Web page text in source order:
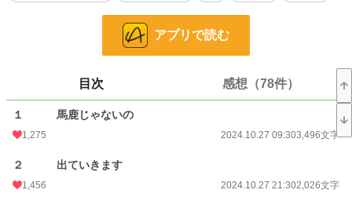
して捧げられる予定の人。そんな彼女のお腹の中にはノウル様との子供がいるの
ノウルは公爵令嬢を愛人にし、私との結婚生活を続けると言う。王家は私にノウ
冷酷で有名な王太子の嫁にいけという。
良いわよ、行きますとも！
私がいなくなれば、困るのはあなたたちですけどね！
※Ｒ１５は保険です。誤字脱字、気を付けているつもりですが、やはりございま
す。教えていただけますと幸いです。
小説 20,539 位 / 228,881 件
アプリで読む
目次 感想（78件）
１ 馬鹿じゃないの
1,275 2024.10.27 09:303,496文字
２ 出ていきます
1,456 2024.10.27 21:302,026文字